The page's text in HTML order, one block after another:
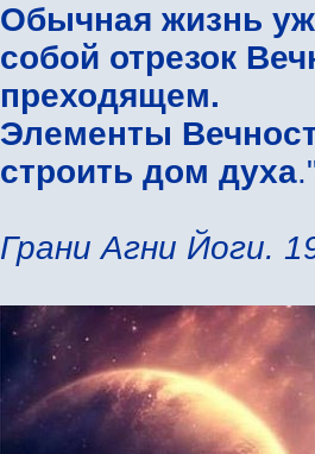
Обычная жизнь
собой отрезок
преходящем.
Элементы
строить дом духа
Грани Агни Йоги.